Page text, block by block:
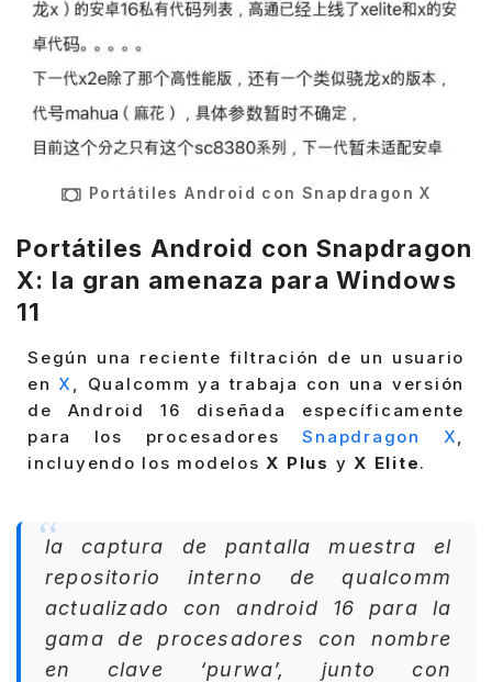
Portátiles Android con Snapdragon X
Portátiles Android con Snapdragon
X: la gran amenaza para Windows
11
Según una reciente filtración de un usuario
en X , Qualcomm ya trabaja con una versión
de Android 16 diseñada específicamente
para los procesadoresSnapdragon X,
incluyendo los modelosX Plus y X Elite.
la captura de pantalla muestra el
repositorio interno de qualcomm
actualizado con android 16 para la
gama de procesadores con nombre
en clave ‘purwa’, junto con